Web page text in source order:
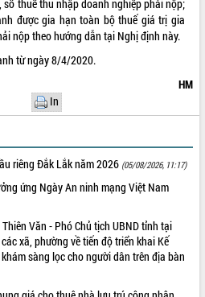
thuế thu nhập doanh nghiệp phải nộp;
được gia hạn toàn bộ thuế giá trị gia
nộp theo hướng dẫn tại Nghị định này.
từ ngày 8/4/2020.
HM
In
riêng Đắk Lắk năm 2026 (05/08/2026, 11:17)
ứng Ngày An ninh mạng Việt Nam
Văn - Phó Chủ tịch UBND tỉnh tại
xã, phường về tiến độ triển khai Kế
sàng lọc cho người dân trên địa bàn